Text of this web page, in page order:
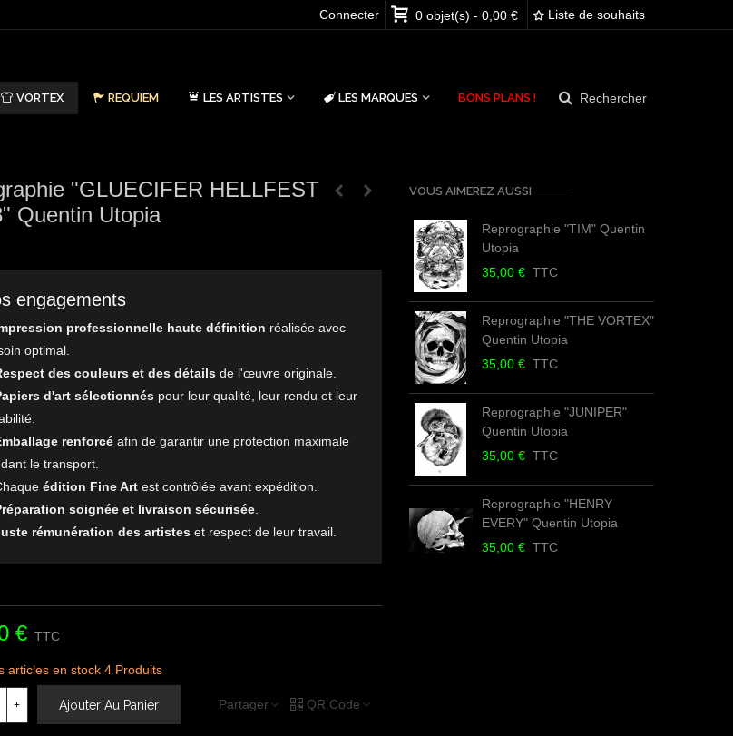
Connecter 0 objet(s) - 0,00 € Liste de souhaits
VORTEX REQUIEM LES ARTISTES LES MARQUES BONS PLANS ! Rechercher
"GLUECIFER HELLFEST
Quentin Utopia
engagements
professionnelle haute définition réalisée avec
optimal.
des couleurs et des détailsde l'œuvre originale.
d'art sélectionnéspour leur qualité, leur rendu et leur
renforcéafin de garantir une protection maximale
le transport.
édition Fine Artest contrôlée avant expédition.
soignée et livraison sécurisée.
rémunération des artisteset respect de leur travail.
€ TTC
articles en stock 4 Produits
+ Ajouter Au Panier Partager QR Code
VOUS AIMEREZ AUSSI
Reprographie "TIM" Quentin
Utopia
35,00 € TTC
Reprographie "THE VORTEX"
Quentin Utopia
35,00 € TTC
Reprographie "JUNIPER"
Quentin Utopia
35,00 € TTC
Reprographie "HENRY
EVERY" Quentin Utopia
35,00 € TTC